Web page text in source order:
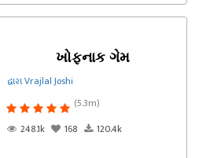
ખોફનાક ગેમ
દ્વારા Vrajlal Joshi
(5.3m)
248.1k
168 120.4k